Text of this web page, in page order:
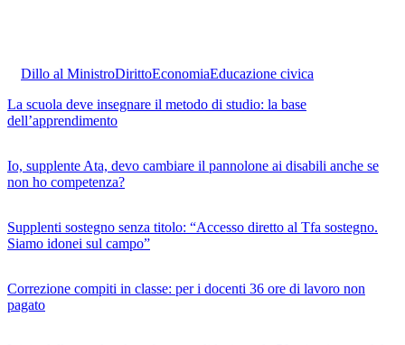
Dillo al MinistroDirittoEconomiaEducazione civica
La scuola deve insegnare il metodo di studio: la base
dell’apprendimento
Io, supplente Ata, devo cambiare il pannolone ai disabili anche se
non ho competenza?
Supplenti sostegno senza titolo: “Accesso diretto al Tfa sostegno.
Siamo idonei sul campo”
Correzione compiti in classe: per i docenti 36 ore di lavoro non
pagato